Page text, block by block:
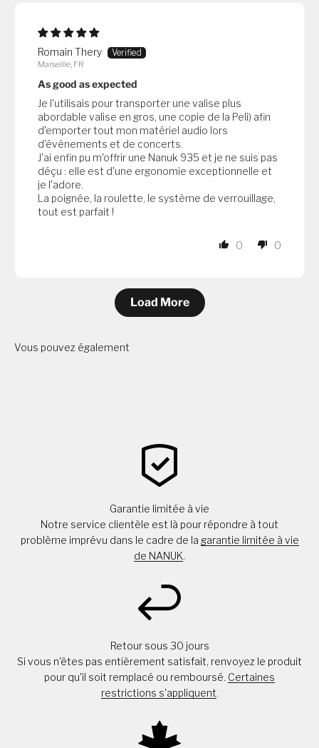
Romain Thery
Marseille, FR
As good as expected
Je l'utilisais pour transporter une valise plus
abordable valise en gros, une copie de la Peli) afin
d'emporter tout mon matériel audio lors
d'événements et de concerts.
J'ai enfin pu m'offrir une Nanuk 935 et je ne suis pas
déçu : elle est d'une ergonomie exceptionnelle et
je l'adore.
La poignée, la roulette, le système de verrouillage,
tout est parfait !
0 0
Load More
Vous pouvez également
Garantie limitée à vie
Notre service clientèle est là pour répondre à tout
problème imprévu dans le cadre de la garantie limitée à vie
de NANUK.
Retour sous 30 jours
Si vous n'êtes pas entièrement satisfait, renvoyez le produit
pour qu'il soit remplacé ou remboursé. Certaines
restrictions s'appliquent.